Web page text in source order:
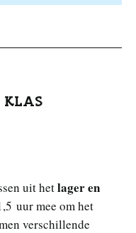
KLAS
uit hetlager en
uur mee om het
verschillende